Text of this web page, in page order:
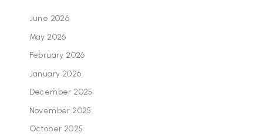
June 2026
May 2026
February 2026
January 2026
December 2025
November 2025
October 2025